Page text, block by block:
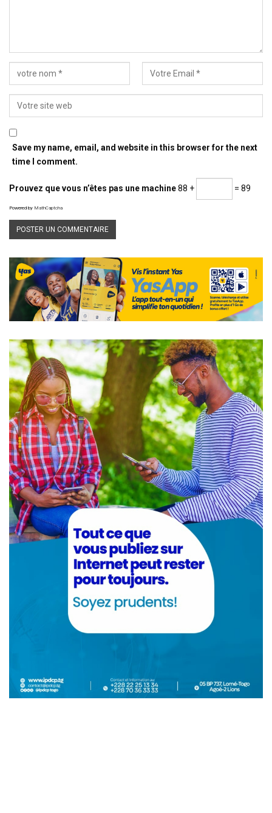
Save my name, email, and website in this browser for the next
time I comment.
Prouvez que vous n’êtes pas une machine88 + = 89
Powered by MathCaptcha